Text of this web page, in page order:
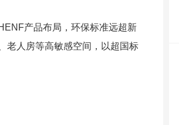
产品布局，环保标准远超新
老人房等高敏感空间，以超国标